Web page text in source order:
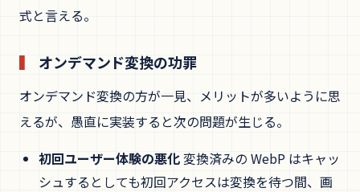
式と言える。
オンデマンド変換の功罪
オンデマンド変換の方が一見、メリットが多いように思
えるが、愚直に実装すると次の問題が生じる。
初回ユーザー体験の悪化変換済みの WebP はキャッ
シュするとしても初回アクセスは変換を待つ間、画